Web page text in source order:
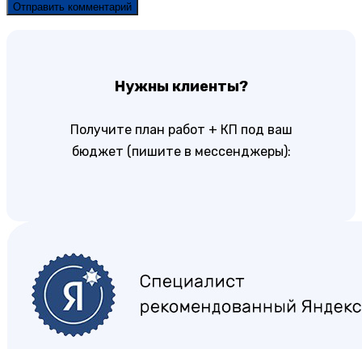
Нужны клиенты?
Получите план работ + КП под ваш
бюджет (пишите в мессенджеры):